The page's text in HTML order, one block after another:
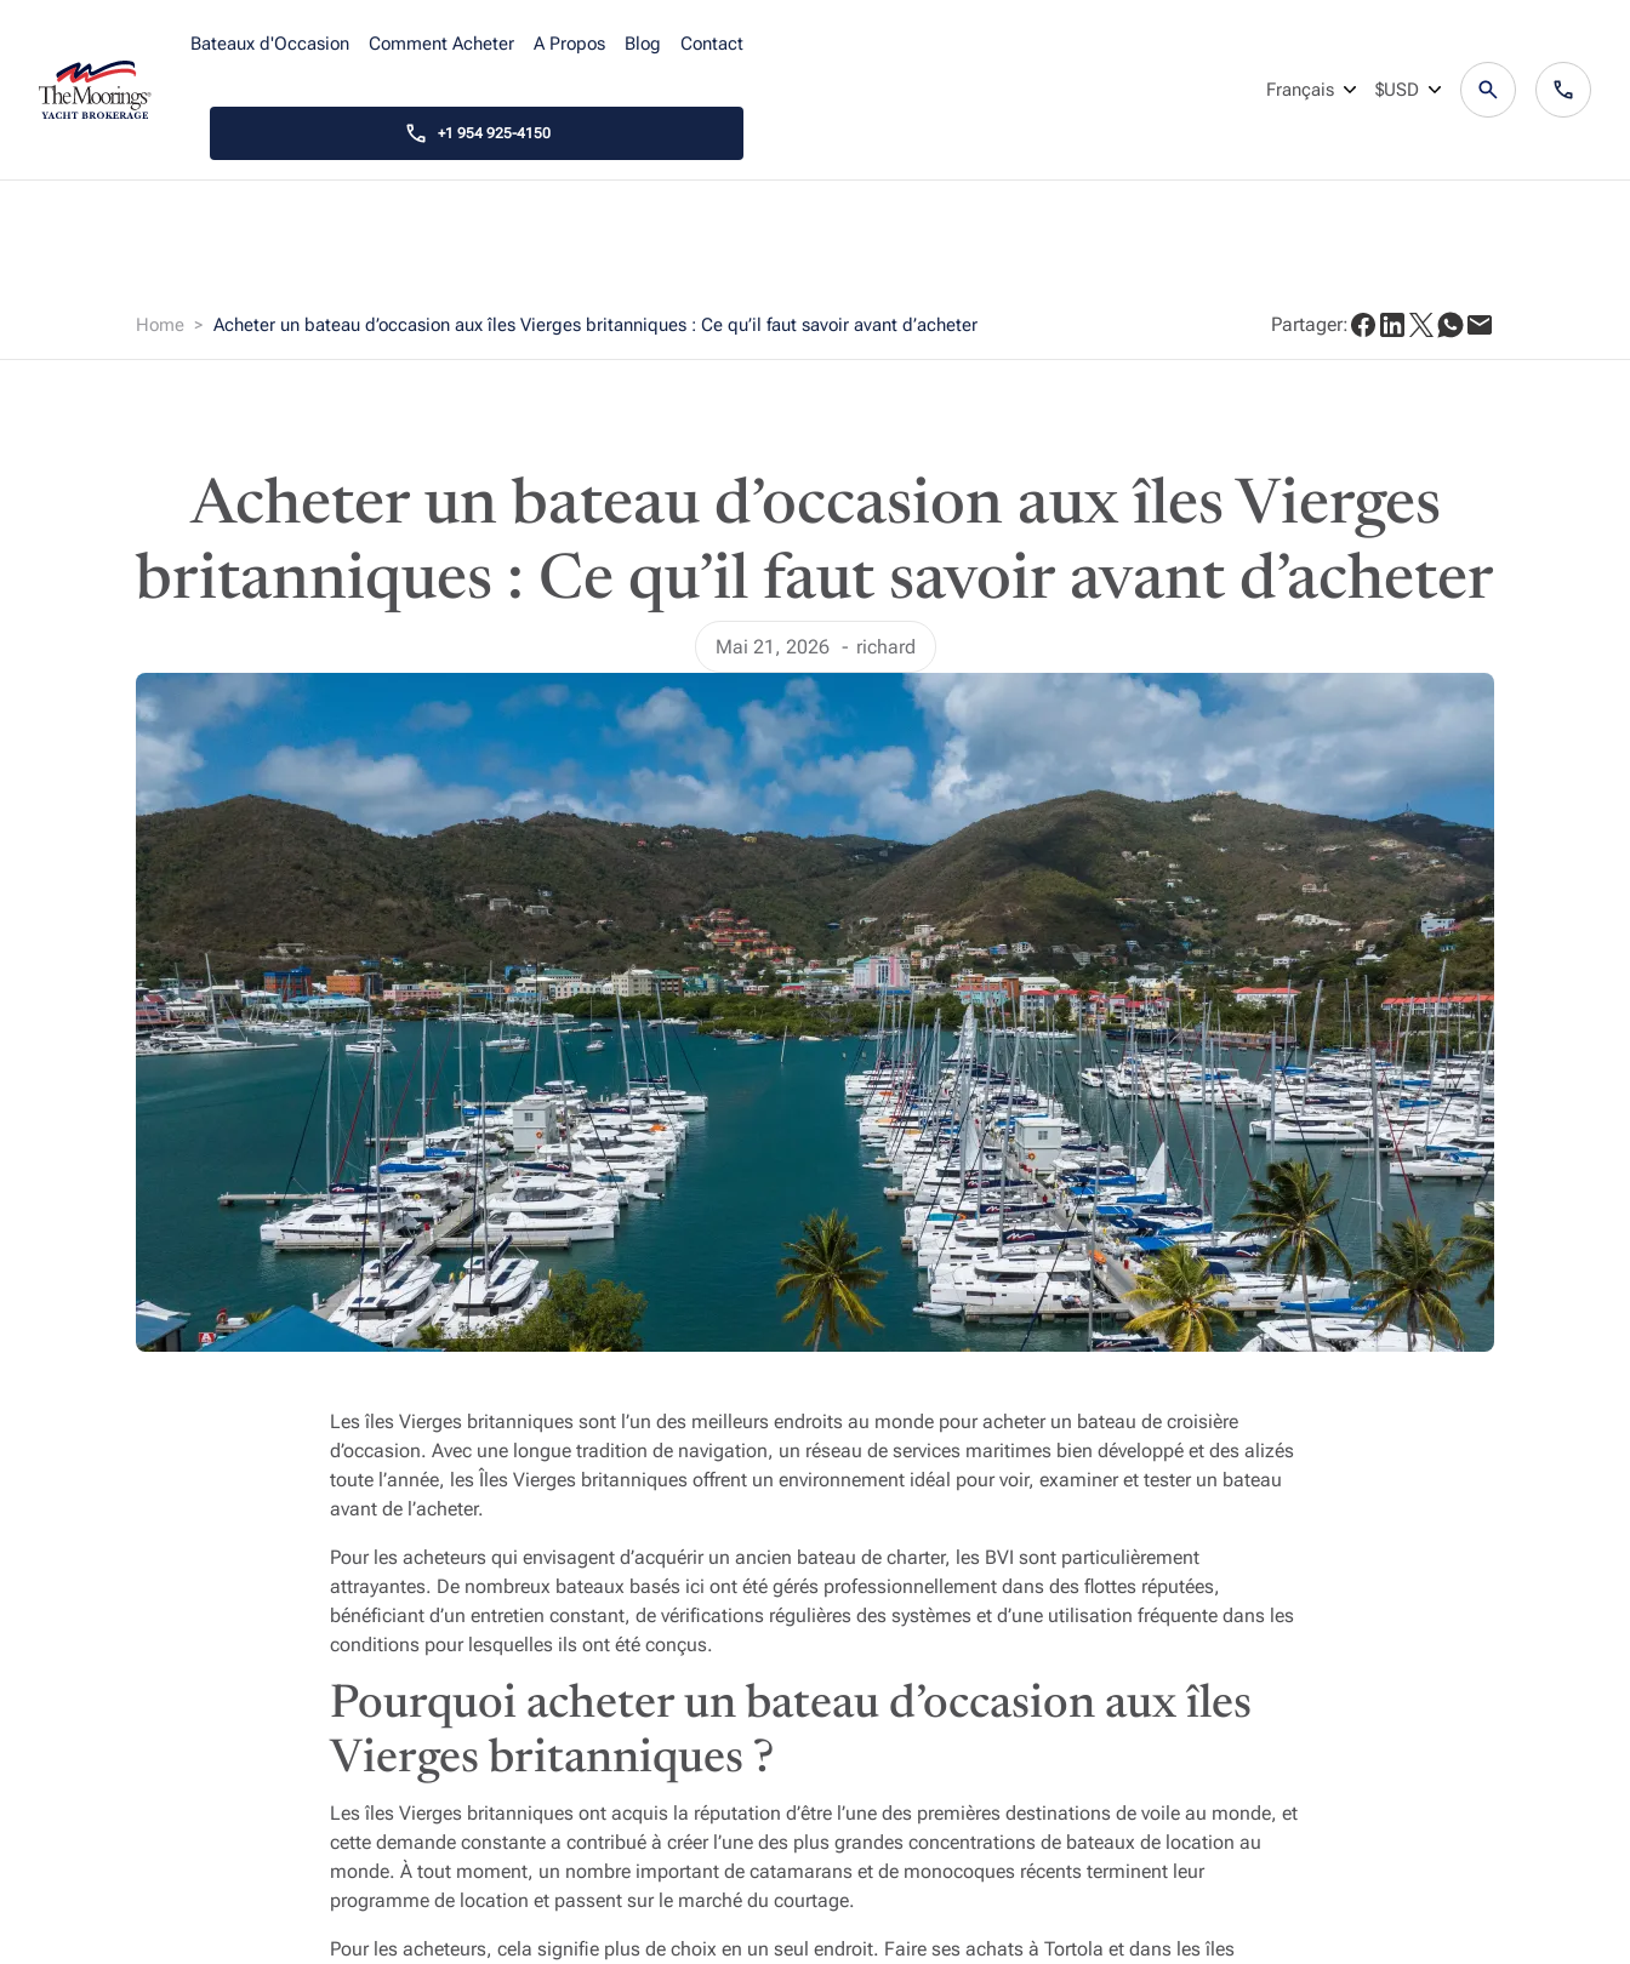
Bateaux d'Occasion Comment Acheter A Propos Blog Contact
+1 954 925-4150
Français $USD
Home Acheter un bateau d’occasion aux îles Vierges britanniques : Ce qu’il faut savoir avant d’acheter Partager:
Acheter un bateau d’occasion aux îles Vierges
britanniques : Ce qu’il faut savoir avant d’acheter
Mai 21, 2026 richard
Les îles Vierges britanniques sont l’un des meilleurs endroits au monde pour acheter un bateau de croisière
d’occasion. Avec une longue tradition de navigation, un réseau de services maritimes bien développé et des alizés
toute l’année, les Îles Vierges britanniques offrent un environnement idéal pour voir, examiner et tester un bateau
avant de l’acheter.
Pour les acheteurs qui envisagent d’acquérir un ancien bateau de charter, les BVI sont particulièrement
attrayantes. De nombreux bateaux basés ici ont été gérés professionnellement dans des flottes réputées,
bénéficiant d’un entretien constant, de vérifications régulières des systèmes et d’une utilisation fréquente dans les
conditions pour lesquelles ils ont été conçus.
Pourquoi acheter un bateau d’occasion aux îles
Vierges britanniques ?
Les îles Vierges britanniques ont acquis la réputation d’être l’une des premières destinations de voile au monde, et
cette demande constante a contribué à créer l’une des plus grandes concentrations de bateaux de location au
monde. À tout moment, un nombre important de catamarans et de monocoques récents terminent leur
programme de location et passent sur le marché du courtage.
Pour les acheteurs, cela signifie plus de choix en un seul endroit. Faire ses achats à Tortola et dans les îles